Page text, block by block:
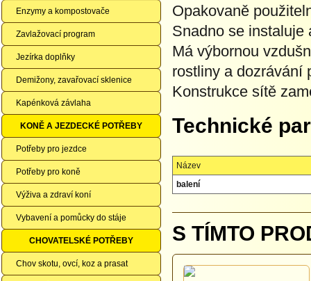
Enzymy a kompostovače
Zavlažovací program
Jezírka doplňky
Demižony, zavařovací sklenice
Kapénková závlaha
KONĚ A JEZDECKÉ POTŘEBY
Potřeby pro jezdce
Potřeby pro koně
Výživa a zdraví koní
Vybavení a pomůcky do stáje
CHOVATELSKÉ POTŘEBY
Chov skotu, ovcí, koz a prasat
Opakovaně
Snadno se instaluje
Má výbornou
rostliny a dozrávání
Konstrukce sítě
Technické
Název
balení
S TÍMTO